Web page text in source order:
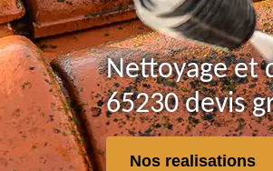
Nettoyage et
65230 devis
Nos realisations